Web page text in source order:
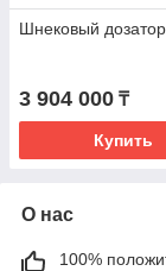
Шнековый
3 904 000 ₸
Купить
О нас
100%